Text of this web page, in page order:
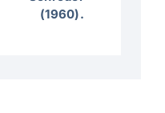
(1960).